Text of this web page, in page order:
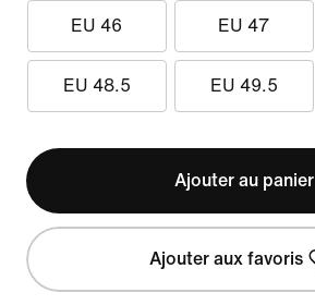
EU 46 EU 47
EU 48.5 EU 49.5
Ajouter au panier
Ajouter aux favoris